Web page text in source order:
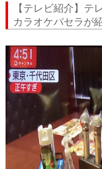
【テレビ紹介】テ
カラオケパセラが